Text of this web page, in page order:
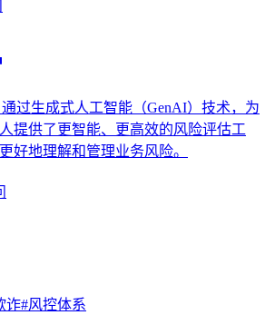
通过生成式人工智能（GenAI）技术，为
提供了更智能、更高效的风险评估工
好地理解和管理业务风险。
诈#风控体系